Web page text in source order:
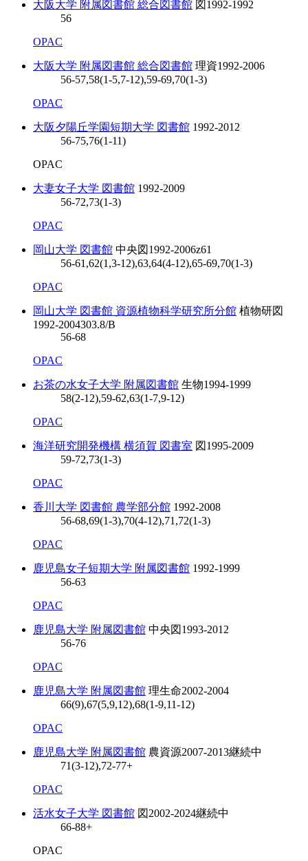
大阪大学 附属図書館 総合図書館 図 1992-1992
56
OPAC
大阪大学 附属図書館 総合図書館 理資1992-2006
56-57,58(1-5,7-12),59-69,70(1-3)
OPAC
大阪夕陽丘学園短期大学 図書館 1992-2012
56-75,76(1-11)
OPAC
大妻女子大学 図書館 1992-2009
56-72,73(1-3)
OPAC
岡山大学 図書館 中央図 1992-2006z61
56-61,62(1,3-12),63,64(4-12),65-69,70(1-3)
OPAC
岡山大学 図書館 資源植物科学研究所分館 植物研図
1992-2004303.8/B
56-68
OPAC
お茶の水女子大学 附属図書館 生物1994-1999
58(2-12),59-62,63(1-7,9-12)
OPAC
海洋研究開発機構 横須賀 図書室 図 1995-2009
59-72,73(1-3)
OPAC
香川大学 図書館 農学部分館 1992-2008
56-68,69(1-3),70(4-12),71,72(1-3)
OPAC
鹿児島女子短期大学 附属図書館 1992-1999
56-63
OPAC
鹿児島大学 附属図書館 中央図 1993-2012
56-76
OPAC
鹿児島大学 附属図書館 理生命2002-2004
66(9),67(5,9,12),68(1-9,11-12)
OPAC
鹿児島大学 附属図書館 農資源2007-2013継続中
71(3-12),72-77+
OPAC
活水女子大学 図書館 図 2002-2024継続中
66-88+
OPAC